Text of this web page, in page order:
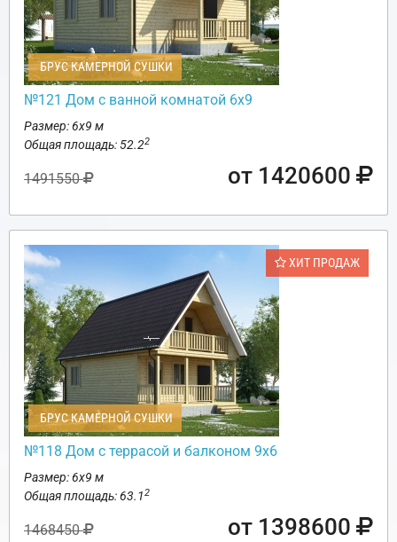
БРУС КАМЕРНОЙ СУШКИ
№121 Дом с ванной комнатой 6х9
Размер: 6х9 м
Общая площадь: 52.22
1491550 от 1420600
ХИТ ПРОДАЖ
БРУС КАМЕРНОЙ СУШКИ
№118 Дом с террасой и балконом 9х6
Размер: 6х9 м
Общая площадь: 63.12
1468450 от 1398600